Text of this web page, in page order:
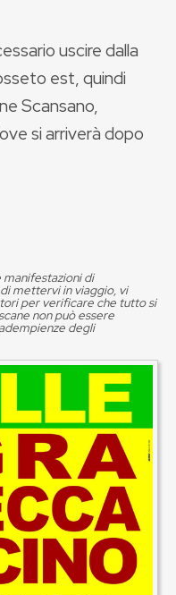
uscire dalla
est, quindi
Scansano,
si arriverà dopo
di
mettervi in viaggio, vi
per verificare che tutto si
non può essere
degli